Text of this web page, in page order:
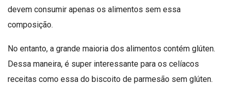
devem consumir apenas os alimentos sem essa
composição.
No entanto, a grande maioria dos alimentos contém glúten.
Dessa maneira, é super interessante para os celíacos
receitas como essa do biscoito de parmesão sem glúten.